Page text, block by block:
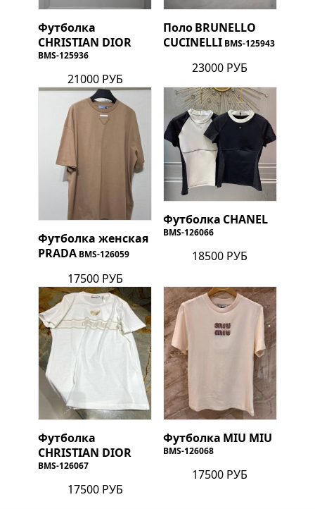
Футболка
CHRISTIAN DIOR
BMS-125936
21000 РУБ
Поло BRUNELLO
CUCINELLI BMS-125943
23000 РУБ
Футболка женская
PRADA BMS-126059
17500 РУБ
Футболка CHANEL
BMS-126066
18500 РУБ
Футболка
CHRISTIAN DIOR
BMS-126067
17500 РУБ
Футболка MIU MIU
BMS-126068
17500 РУБ